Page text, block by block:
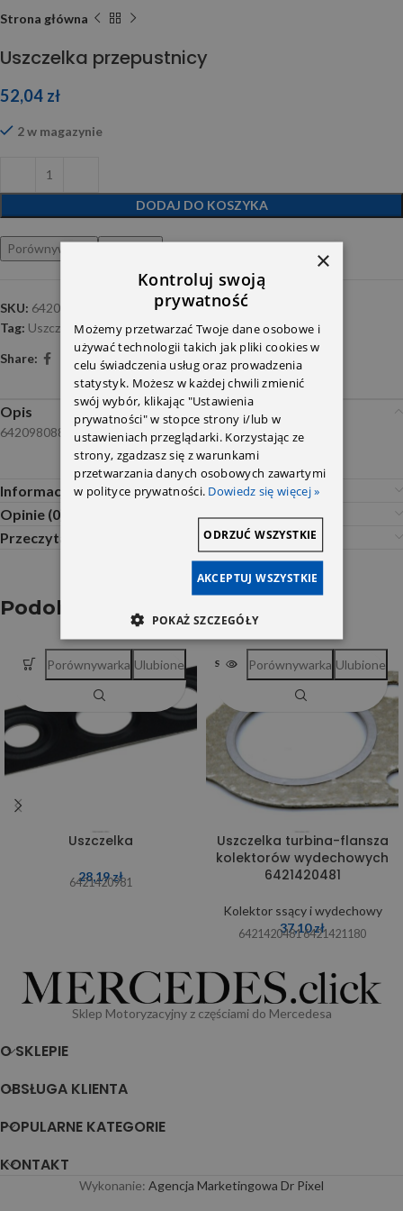
Strona główna
Uszczelka przepustnicy
52,04 zł
2 w magazynie
DODAJ DO KOSZYKA
Porównywarka
SKU: 6420980880
Tag: Uszczelnienia-OM642
Share:
Opis
6420980880
Informacje dodatkowe
Opinie (0)
Przeczytaj Przed Zakupem
Podobne produkty
Uszczelka
28,19zł
6421420981
Porównywarka Ulubione SOLD OUT
Uszczelka turbina-flansza
kolektorów wydechowych
6421420481
Kolektor ssący i wydechowy
37,10zł
6421420481 6421421180
Porównywarka Ulubione
Sklep Motoryzacyjny z częściami do Mercedesa
O SKLEPIE
OBSŁUGA KLIENTA
POPULARNE KATEGORIE
KONTAKT
Wykonanie: Agencja Marketingowa Dr Pixel
×
Kontroluj swoją
prywatność
Możemy przetwarzać Twoje dane osobowe i
używać technologii takich jak pliki cookies w
celu świadczenia usług oraz prowadzenia
statystyk. Możesz w każdej chwili zmienić
swój wybór, klikając "Ustawienia
prywatności" w stopce strony i/lub w
ustawieniach przeglądarki. Korzystając ze
strony, zgadzasz się z warunkami
przetwarzania danych osobowych zawartymi
w polityce prywatności. Dowiedz się więcej »
AKCEPTUJ WSZYSTKIE
ODRZUĆ WSZYSTKIE
POKAŻ SZCZEGÓŁY